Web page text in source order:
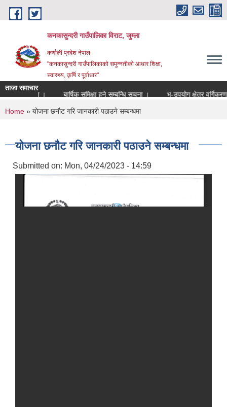
Skip to main content
कनकासुन्दरी गाउँपालिका विराट, जुम्ला
कर्णाली प्रदेश नेपाल
"कनकासुन्दरी गाउँपालिकाको समुन्नतीको आधार शिक्षा,
स्वास्थ्य, कृर्षि र पूर्वाधार"
ताजा समाचार
बार्षिक समिक्षा हुने सम्बन्धि सुचना । भु-उपयोग क्षेत्र वर्गिकरण
You are here
Home » योजना छनौट गरि जानकारी पठाउने सम्बन्धमा
योजना छनौट गरि जानकारी पठाउने सम्बन्धमा
Submitted on: Mon, 04/24/2023 - 14:59